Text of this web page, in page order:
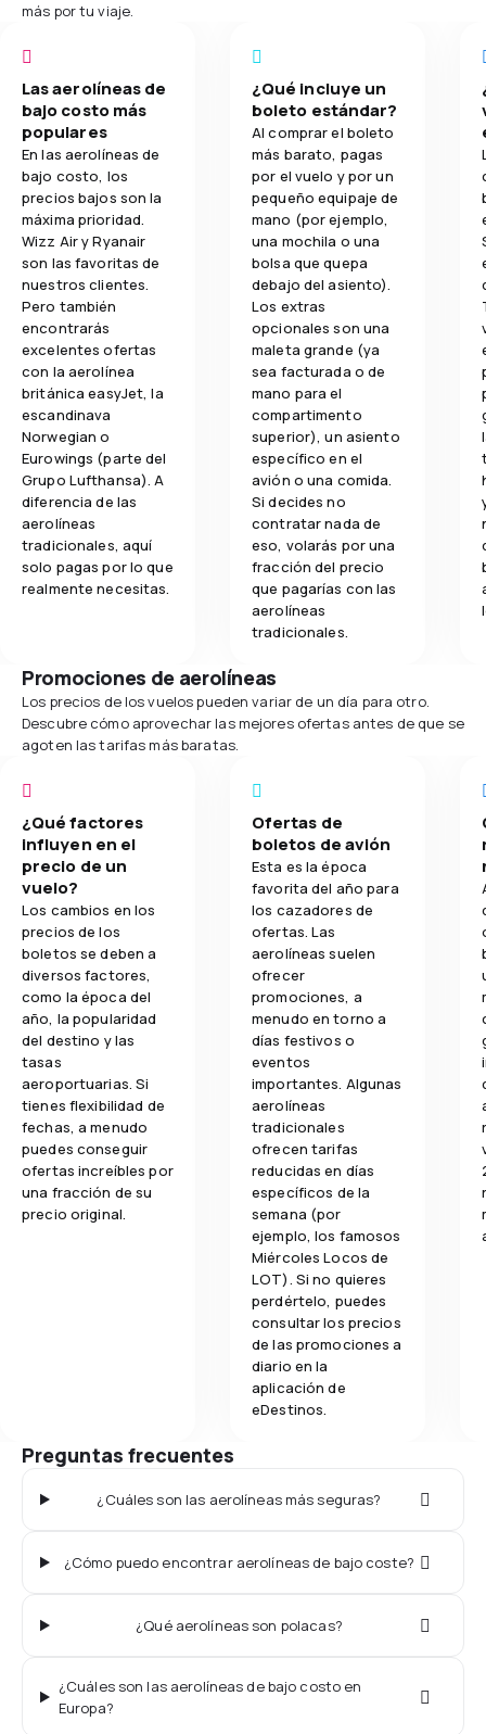
más por tu viaje.
Las aerolíneas de
bajo costo más
populares
En las aerolíneas de
bajo costo, los
precios bajos son la
máxima prioridad.
Wizz Air y Ryanair
son las favoritas de
nuestros clientes.
Pero también
encontrarás
excelentes ofertas
con la aerolínea
británica easyJet, la
escandinava
Norwegian o
Eurowings (parte del
Grupo Lufthansa). A
diferencia de las
aerolíneas
tradicionales, aquí
solo pagas por lo que
realmente necesitas.
¿Qué incluye un
boleto estándar?
Al comprar el boleto
más barato, pagas
por el vuelo y por un
pequeño equipaje de
mano (por ejemplo,
una mochila o una
bolsa que quepa
debajo del asiento).
Los extras
opcionales son una
maleta grande (ya
sea facturada o de
mano para el
compartimento
superior), un asiento
específico en el
avión o una comida.
Si decides no
contratar nada de
eso, volarás por una
fracción del precio
que pagarías con las
aerolíneas
tradicionales.
Promociones de aerolíneas
Los precios de los vuelos pueden variar de un día para otro.
Descubre cómo aprovechar las mejores ofertas antes de que se
agoten las tarifas más baratas.
¿Qué factores
influyen en el
precio de un
vuelo?
Los cambios en los
precios de los
boletos se deben a
diversos factores,
como la época del
año, la popularidad
del destino y las
tasas
aeroportuarias. Si
tienes flexibilidad de
fechas, a menudo
puedes conseguir
ofertas increíbles por
una fracción de su
precio original.
Ofertas de
boletos de avión
Esta es la época
favorita del año para
los cazadores de
ofertas. Las
aerolíneas suelen
ofrecer
promociones, a
menudo en torno a
días festivos o
eventos
importantes. Algunas
aerolíneas
tradicionales
ofrecen tarifas
reducidas en días
específicos de la
semana (por
ejemplo, los famosos
Miércoles Locos de
LOT). Si no quieres
perdértelo, puedes
consultar los precios
de las promociones a
diario en la
aplicación de
eDestinos.
Preguntas frecuentes
¿Cuáles son las aerolíneas más seguras?
¿Cómo puedo encontrar aerolíneas de bajo coste?
¿Qué aerolíneas son polacas?
¿Cuáles son las aerolíneas de bajo costo en
Europa?